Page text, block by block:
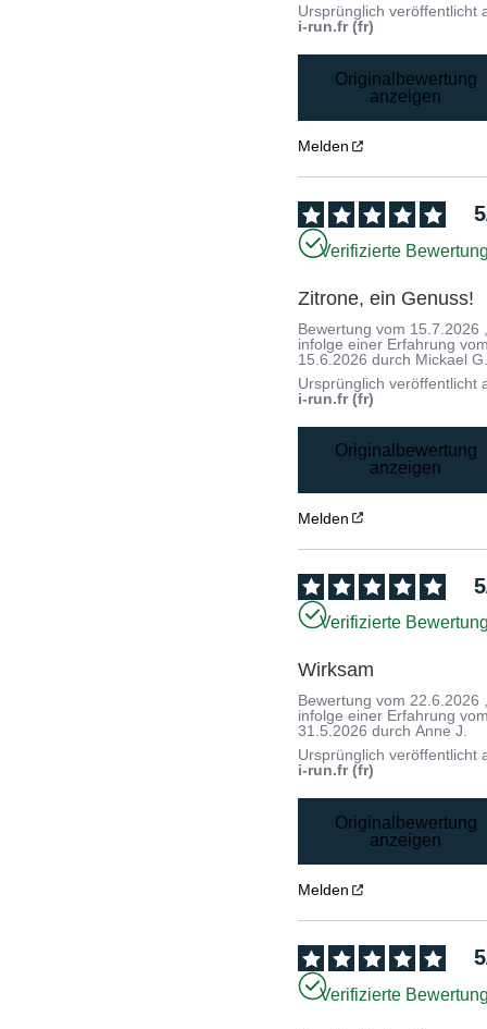
Ursprünglich veröffentlicht
i-run.fr (fr)
Originalbewertung
anzeigen
Melden
5
Verifizierte
Zitrone, ein Genuss!
Bewertung vom 15.7.2026
infolge einer Erfahrung
15.6.2026 durch Mickael
Ursprünglich veröffentlicht
i-run.fr (fr)
Originalbewertung
anzeigen
Melden
5
Verifizierte
Wirksam
Bewertung vom 22.6.2026
infolge einer Erfahrung
31.5.2026 durchAnne J.
Ursprünglich veröffentlicht
i-run.fr (fr)
Originalbewertung
anzeigen
Melden
5
Verifizierte